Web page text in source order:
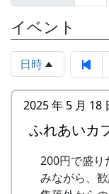
棚田のイネに
10
帰って
11
帰郷〜
⽇
14
静かに
- アンジェ
- アンジ
- アンジ
2
グリー
イベント
日時
2025 年 5 月 18
ふれあいカ
200円で盛り
みながら、